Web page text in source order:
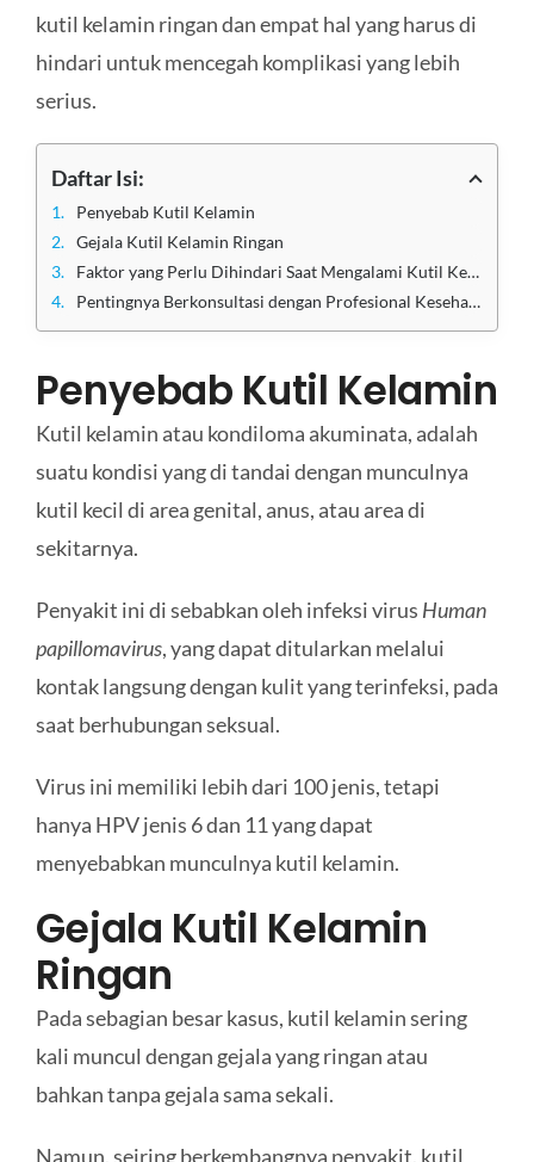
kutil kelamin ringan dan empat hal yang harus di
hindari untuk mencegah komplikasi yang lebih
serius.
Daftar Isi:
Penyebab Kutil Kelamin
Gejala Kutil Kelamin Ringan
Faktor yang Perlu Dihindari Saat Mengalami Kutil Kelamin Ringan
Pentingnya Berkonsultasi dengan Profesional Kesehatan yang Terpercaya untuk Mengatasi Kutil Kelamin Ringan
Penyebab Kutil Kelamin
Kutil kelamin atau kondiloma akuminata, adalah
suatu kondisi yang di tandai dengan munculnya
kutil kecil di area genital, anus, atau area di
sekitarnya.
Penyakit ini di sebabkan oleh infeksi virus Human
papillomavirus, yang dapat ditularkan melalui
kontak langsung dengan kulit yang terinfeksi, pada
saat berhubungan seksual.
Virus ini memiliki lebih dari 100 jenis, tetapi
hanya HPV jenis 6 dan 11 yang dapat
menyebabkan munculnya kutil kelamin.
Gejala Kutil Kelamin
Ringan
Pada sebagian besar kasus, kutil kelamin sering
kali muncul dengan gejala yang ringan atau
bahkan tanpa gejala sama sekali.
Namun, seiring berkembangnya penyakit, kutil